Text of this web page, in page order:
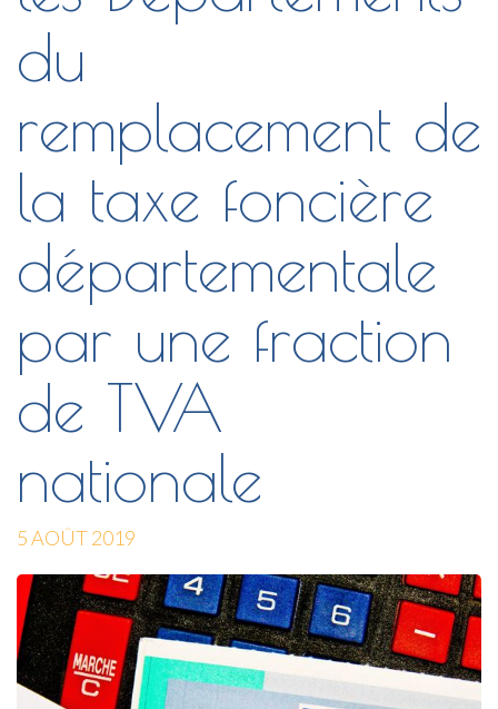
du
remplacement de
la taxe foncière
départementale
par une fraction
de TVA
nationale
5 AOÛT 2019